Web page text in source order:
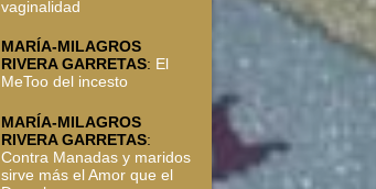
vaginalidad
MARÍA-MILAGROS
RIVERA GARRETAS: El
MeToo del incesto
MARÍA-MILAGROS
RIVERA GARRETAS:
Contra Manadas y maridos
sirve más el Amor que el